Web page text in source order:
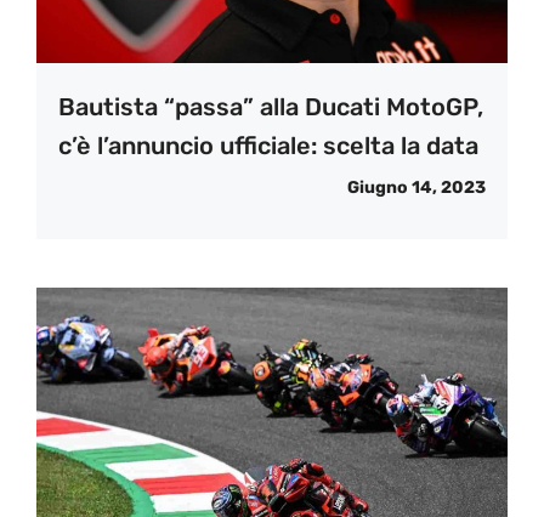
Bautista “passa” alla Ducati MotoGP,
c’è l’annuncio ufficiale: scelta la data
Giugno 14, 2023